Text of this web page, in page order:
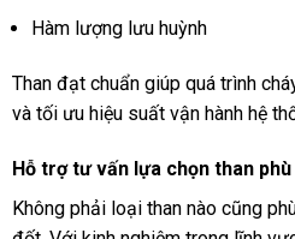
Hàm lượng lưu huỳnh
Than đạt chuẩn giúp quá trình
và tối ưu hiệu suất vận hành hệ
Hỗ trợ tư vấn lựa chọn than phù
Không phải loại than nào cũng